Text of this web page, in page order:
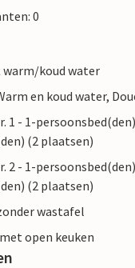
0
warm/koud water
en koud water,
1 - 1-
(2 plaatsen)
2 - 1-
(2 plaatsen)
wastafel
open keuken